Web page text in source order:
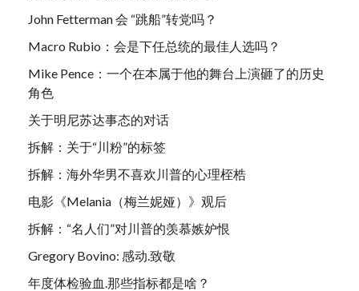
John Fetterman 会 “跳船”转党吗？
Macro Rubio：会是下任总统的最佳人选吗？
Mike Pence：一个在本属于他的舞台上演砸了的历史
角色
关于明尼苏达事态的对话
拆解：关于“川粉”的标签
拆解：海外华男不喜欢川普的心理桎梏
电影《Melania（梅兰妮娅）》观后
拆解：“名人们”对川普的羡慕嫉妒恨
Gregory Bovino: 感动.致敬
年度体检验血.那些指标都是啥？